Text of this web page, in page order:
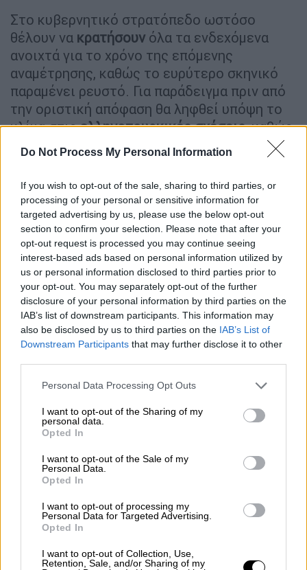
Do Not Process My Personal Information
If you wish to opt-out of the sale, sharing to third parties, or
processing of your personal or sensitive information for
targeted advertising by us, please use the below opt-out
section to confirm your selection. Please note that after your
opt-out request is processed you may continue seeing
interest-based ads based on personal information utilized by
us or personal information disclosed to third parties prior to
your opt-out. You may separately opt-out of the further
disclosure of your personal information by third parties on the
IAB’s list of downstream participants. This information may
also be disclosed by us to third parties on the IAB’s List of
Downstream Participants that may further disclose it to other
Please note that this website/app uses one or more Google
not limited to your visit or usage behaviour. You may click to
grant or deny consent to Google and its third-party tags to
use your data for below specified purposes in below Google
consent section.
Personal Data Processing Opt Outs
I want to opt-out of the Sharing of my
personal data.
Opted In
I want to opt-out of the Sale of my
Personal Data.
Opted In
I want to opt-out of processing my
Personal Data for Targeted Advertising.
Opted In
I want to opt-out of Collection, Use,
Retention, Sale, and/or Sharing of my
Στο κυβερνητικό στρατόπεδο ωστόσο
θέλουν να κρατήσουν όλα τα ενδεχόμενα
ανοιχτά για το χρόνο της επόμενης
αναμέτρησης, καθώς το ευρύτερο σκηνικό
παραμένει ρευστό. Για παράδειγμα πριν από
την οριστική απόφαση θα ληφθεί υπόψη το
κλίμα στιςελληνοτουρκικές σχέσεις,καθώς
αν ενταθούν οι προκλήσεις δεν είναι εύκολο
η χώρα να πορεύεται από τη μία εκλογική
αναμέτρηση στην άλλη. Υπενθυμίζεται πως
οι επόμενες κάλπες θα γίνουν με την απλή
αναλογική και αν δεν προκύψει κυβέρνηση η
χώρα θα οδηγηθεί εκ νέου σε εκλογές (με
υπηρεσιακή κυβέρνηση).
Το επόμενο διάσημα η κυβέρνησηθα ..
μελετήσει τις καλοκαιρινές δημοσκοπήσεις
καθώς θέλει να δει το βαθμό απήχησης που
θα έχουν μια σειρά μέτρων (fuel pass, power
pass). Παράλληλα για να αποφασιστεί η
προκήρυξη εκλογών δεν θα πρέπει να
υπάρξουν αστάθμητοιπαράγοντες
, καθώς
είναι ακόμα νωπές οι μνήμες από τις
περσινές καταστροφικές πυρκαγιές.
Στόχος είναι η τελική απόφαση
για τον
χρόνο της επόμενης αναμέτρησης
να ληφθεί
τον Αύγουστο, αν και δεν αποτελεί μυστικό
πως η επικρατούσα άποψη είναι να
προκηρυχθούν εκλογές το φθινόπωρο πριν
Άλλωστε με τα δημοσιονομικά περιθώρια να